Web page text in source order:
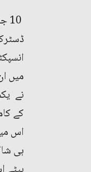
میں
کے
اس
ہی